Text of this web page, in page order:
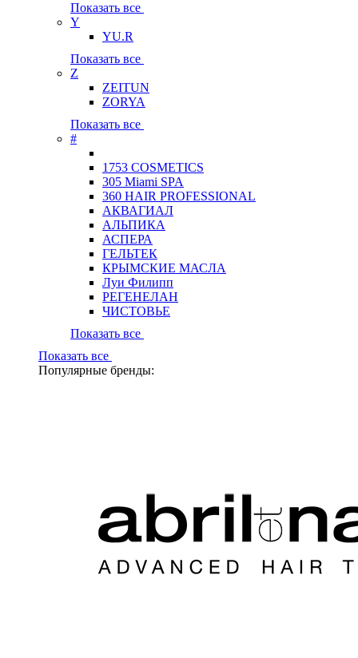
Показать все
Y
YU.R
Показать все
Z
ZEITUN
ZORYA
Показать все
#
1753 COSMETICS
305 Miami SPA
360 HAIR PROFESSIONAL
АКВАГИАЛ
АЛЬПИКА
АСПЕРА
ГЕЛЬТЕК
КРЫМСКИЕ МАСЛА
Луи Филипп
РЕГЕНЕЛАН
ЧИСТОВЬЕ
Показать все
Показать все
Популярные бренды: